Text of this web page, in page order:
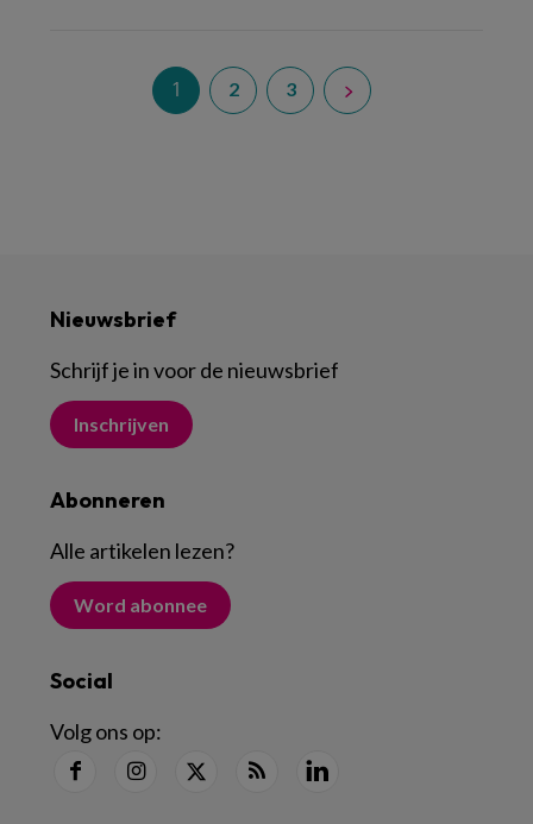
1 2 3
Nieuwsbrief
Schrijf je in voor de nieuwsbrief
Inschrijven
Abonneren
Alle artikelen lezen?
Word abonnee
Social
Volg ons op: